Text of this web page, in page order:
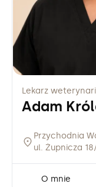
Lekarz
Adam
Przychodnia
ul. Żupnicza
O mnie